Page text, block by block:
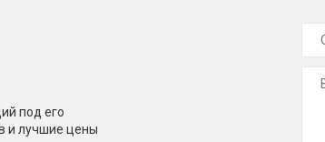
под его
и лучшие цены